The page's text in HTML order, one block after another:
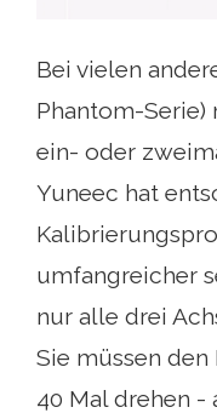
Bei vielen
Phantom-Serie)
ein- oder
Yuneec hat
umfangreicher
nur alle drei
Sie müssen
40 Mal drehen -